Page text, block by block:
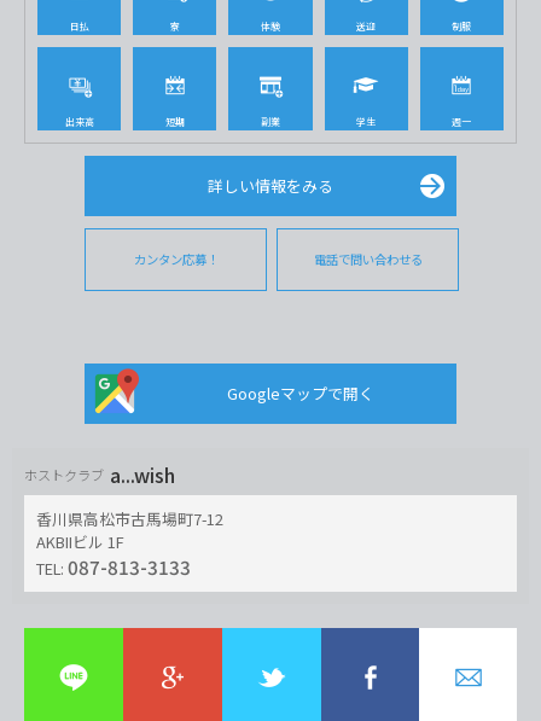
日払 寮 体験 送迎 制服
出来高 短期 副業 学生 週一
詳しい情報をみる
カンタン応募！ 電話で問い合わせる
Googleマップで開く
ホストクラブ a...wish
香川県高松市古馬場町7-12
AKBIIビル 1F
TEL: 087-813-3133